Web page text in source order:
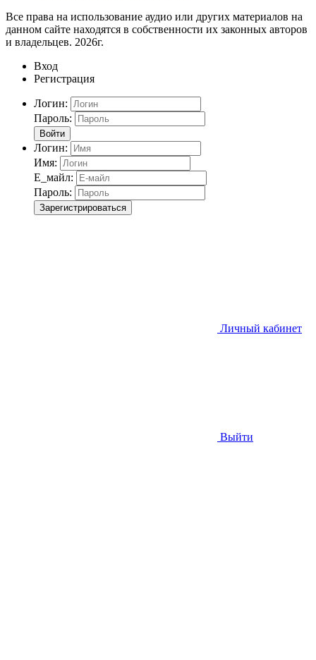
Все права на использование аудио или других материалов на
данном сайте находятся в собственности их законных авторов
и владельцев. 2026г.
Вход
Регистрация
Логин:
Пароль:
Войти
Логин:
Имя:
Е_майл:
Пароль:
Зарегистрироваться
Личный кабинет
Выйти